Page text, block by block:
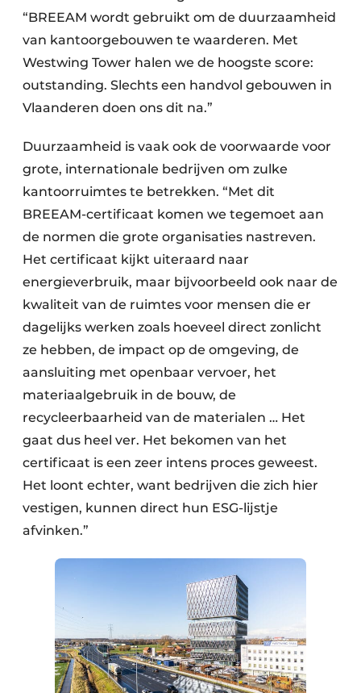
“BREEAM wordt gebruikt om de duurzaamheid
van kantoorgebouwen te waarderen. Met
Westwing Tower halen we de hoogste score:
outstanding. Slechts een handvol gebouwen in
Vlaanderen doen ons dit na.”
Duurzaamheid is vaak ook de voorwaarde voor
grote, internationale bedrijven om zulke
kantoorruimtes te betrekken. “Met dit
BREEAM-certificaat komen we tegemoet aan
de normen die grote organisaties nastreven.
Het certificaat kijkt uiteraard naar
energieverbruik, maar bijvoorbeeld ook naar de
kwaliteit van de ruimtes voor mensen die er
dagelijks werken zoals hoeveel direct zonlicht
ze hebben, de impact op de omgeving, de
aansluiting met openbaar vervoer, het
materiaalgebruik in de bouw, de
recycleerbaarheid van de materialen … Het
gaat dus heel ver. Het bekomen van het
certificaat is een zeer intens proces geweest.
Het loont echter, want bedrijven die zich hier
vestigen, kunnen direct hun ESG-lijstje
afvinken.”